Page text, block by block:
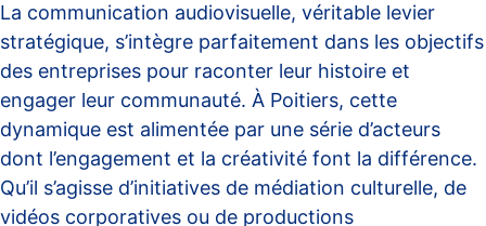
La communication audiovisuelle, véritable levier
stratégique, s’intègre parfaitement dans les objectifs
des entreprises pour raconter leur histoire et
engager leur communauté. À Poitiers, cette
dynamique est alimentée par une série d’acteurs
dont l’engagement et la créativité font la différence.
Qu’il s’agisse d’initiatives de médiation culturelle, de
vidéos corporatives ou de productions